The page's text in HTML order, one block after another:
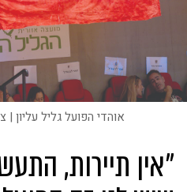
אוהדי הפועל גליל עליון
״אין תיירות,